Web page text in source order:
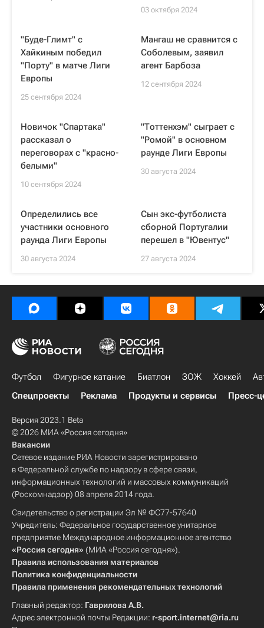
03 октября 2024
"Буде-Глимт" с
Хайкиным победил
"Порту" в матче Лиги
Европы
25 сентября 2024
Мангаш не сравнится с
Соболевым, заявил
агент Барбоза
12 сентября 2024
Новичок "Спартака"
рассказал о
переговорах с "красно-
белыми"
10 сентября 2024
"Тоттенхэм" сыграет с
"Ромой" в основном
раунде Лиги Европы
30 августа 2024
Определились все
участники основного
раунда Лиги Европы
30 августа 2024
Сын экс-футболиста
сборной Португалии
перешел в "Ювентус"
27 августа 2024
Футбол Фигурное катание Биатлон ЗОЖ Хоккей
Спецпроекты
Реклама Продукты и сервисы Пресс-
Версия 2023.1 Beta
© 2026 МИА «Россия сегодня»
Вакансии
Сетевое издание РИА Новости зарегистрировано
в Федеральной службе по надзору в сфере связи,
информационных технологий и массовых коммуникаций
(Роскомнадзор) 08 апреля 2014 года.
Свидетельство о регистрации Эл № ФС77-57640
Учредитель: Федеральное государственное унитарное
предприятие Международное информационное агентство
«Россия сегодня» (МИА «Россия сегодня»).
Правила использования материалов
Политика конфиденциальности
Правила применения рекомендательных технологий
Главный редактор: Гаврилова А.В.
Адрес электронной почты Редакции: r-sport.internet@ria.ru